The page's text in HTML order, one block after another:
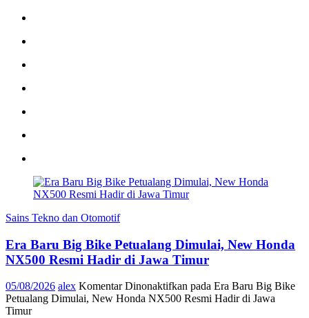
Sains Tekno dan Otomotif
Era Baru Big Bike Petualang Dimulai, New Honda
NX500 Resmi Hadir di Jawa Timur
05/08/2026 alex Komentar Dinonaktifkan pada Era Baru Big Bike
Petualang Dimulai, New Honda NX500 Resmi Hadir di Jawa
Timur